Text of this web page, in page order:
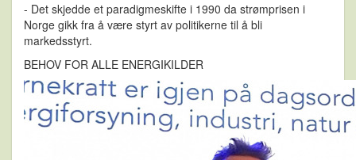
- Det skjedde et paradigmeskifte i 1990 da strømprisen i
Norge gikk fra å være styrt av politikerne til å bli
markedsstyrt.
BEHOV FOR ALLE ENERGIKILDER